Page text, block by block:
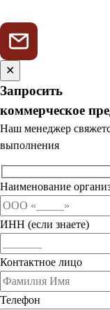
✕
Запросить
коммерческое
Наш менеджер
выполнения
Наименование
ИНН (если знаете)
Контактное лицо
Телефон